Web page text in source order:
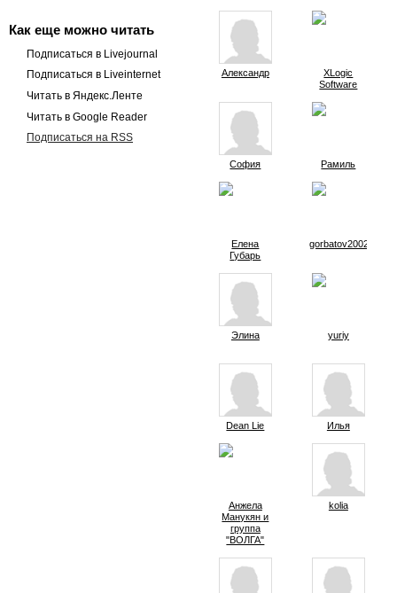
Как еще можно читать
Подписаться в Livejournal
Подписаться в Liveinternet
Читать в Яндекс.Ленте
Читать в Google Reader
Подписаться на RSS
Александр
XLogic
Software
София Рамиль
Елена
Губарь
gorbatov2002
Элина yuriy
Dean Lie Илья
Анжела
Манукян и
группа
"ВОЛГА"
kolia